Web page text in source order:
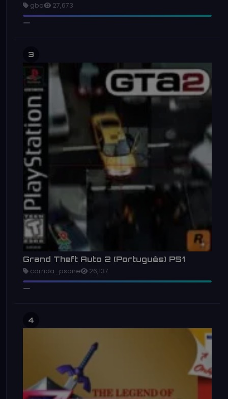
gba 27,673
3
Grand Theft Auto 2 (Português) PS1
corrida_psone 26,137
4